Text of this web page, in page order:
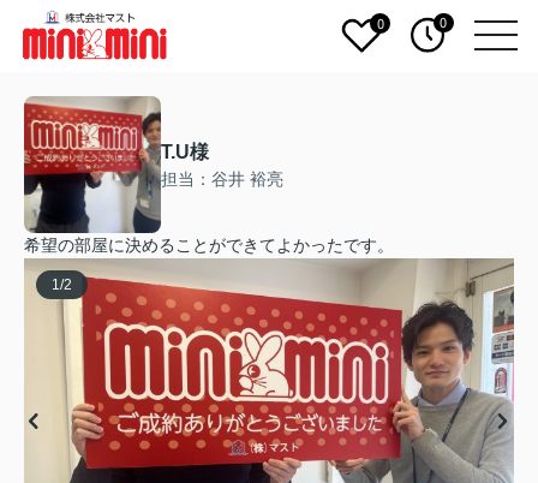
0 0
T.U様
担当：谷井 裕亮
希望の部屋に決めることができてよかったです。
1 /2